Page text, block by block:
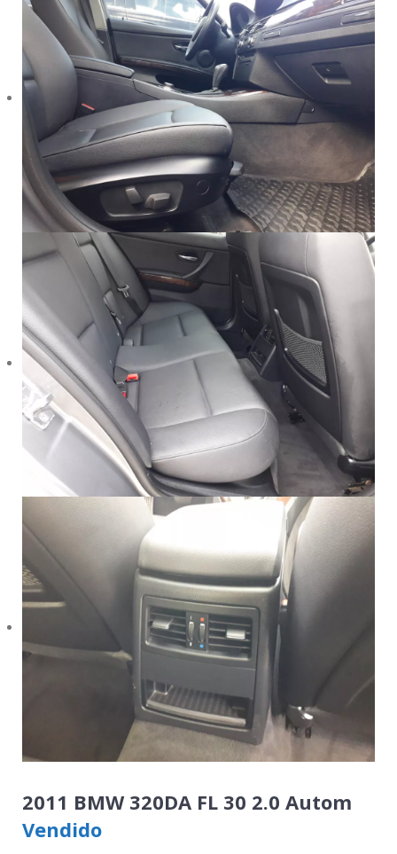
2011 BMW 320DA FL 30 2.0 Autom
Vendido